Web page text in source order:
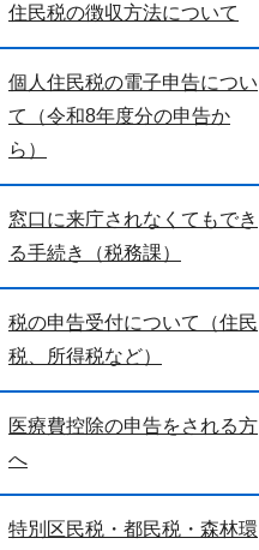
住民税の徴収方法について
個人住民税の電子申告につい
て（令和8年度分の申告か
ら）
窓口に来庁されなくてもでき
る手続き（税務課）
税の申告受付について（住民
税、所得税など）
医療費控除の申告をされる方
へ
特別区民税・都民税・森林環